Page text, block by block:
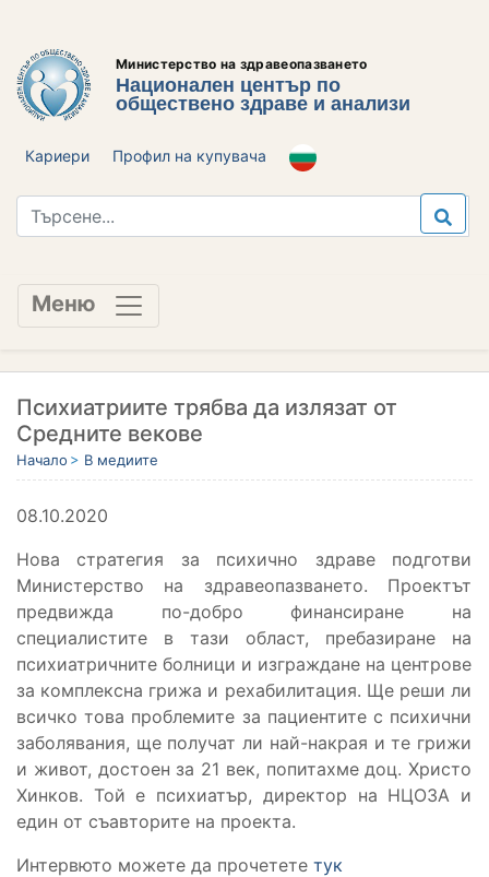
Министерство на здравеопазването
Национален център по
обществено здраве и анализи
Кариери Профил на купувача
Меню
Психиатриите трябва да излязат от
Средните векове
Начало В медиите
08.10.2020
Нова стратегия за психично здраве подготви
Министерство на здравеопазването. Проектът
предвижда по-добро финансиране на
специалистите в тази област, пребазиране на
психиатричните болници и изграждане на центрове
за комплексна грижа и рехабилитация. Ще реши ли
всичко това проблемите за пациентите с психични
заболявания, ще получат ли най-накрая и те грижи
и живот, достоен за 21 век, попитахме доц. Христо
Хинков. Той е психиатър, директор на НЦОЗА и
един от съавторите на проекта.
Интервюто можете да прочетете тук